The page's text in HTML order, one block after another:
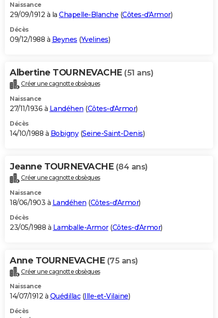
Naissance
29/09/1912 à la Chapelle-Blanche (Côtes-d'Armor)
Décès
09/12/1988 à Beynes (Yvelines)
Albertine TOURNEVACHE (51 ans)
Créer une cagnotte obsèques
Naissance
27/11/1936 à Landéhen (Côtes-d'Armor)
Décès
14/10/1988 à Bobigny(Seine-Saint-Denis)
Jeanne TOURNEVACHE (84 ans)
Créer une cagnotte obsèques
Naissance
18/06/1903 à Landéhen (Côtes-d'Armor)
Décès
23/05/1988 à Lamballe-Armor(Côtes-d'Armor)
Anne TOURNEVACHE (75 ans)
Créer une cagnotte obsèques
Naissance
14/07/1912 à Quédillac(Ille-et-Vilaine)
Décès